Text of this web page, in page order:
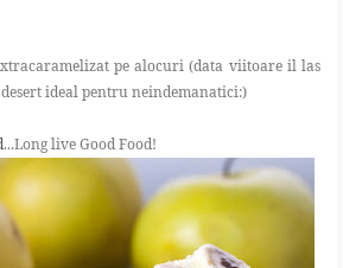
pe alocuri (data viitoare il las
ideal pentru neindemanatici:)
...Long live Good Food!